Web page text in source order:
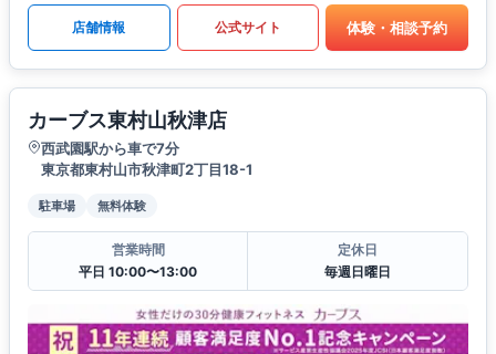
店舗情報 公式サイト 体験・相談予約
カーブス東村山秋津店
西武園駅から車で7分
東京都東村山市秋津町2丁目18-1
駐車場 無料体験
営業時間
平日 10:00〜13:00
定休日
毎週日曜日